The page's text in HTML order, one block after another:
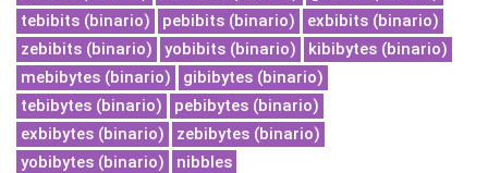
tebibits (binario)
pebibits (binario)
exbibits (binario)
zebibits (binario)
yobibits (binario)
kibibytes (binario)
mebibytes (binario)
gibibytes (binario)
tebibytes (binario)
pebibytes (binario)
exbibytes (binario)
zebibytes (binario)
yobibytes (binario)
nibbles